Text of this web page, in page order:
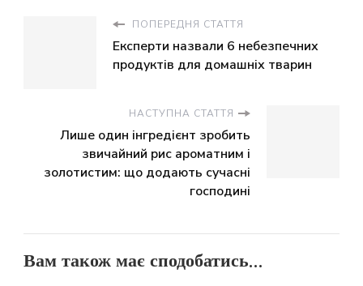
ПОПЕРЕДНЯ СТАТТЯ
Експерти назвали 6 небезпечних
продуктів для домашніх тварин
НАСТУПНА СТАТТЯ
Лише один інгредієнт зробить
звичайний рис ароматним і
золотистим: що додають сучасні
господині
Вам також має сподобатись...